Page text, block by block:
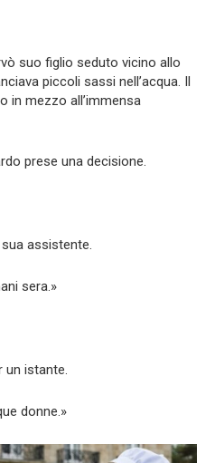
suo figlio seduto vicino allo
piccoli sassi nell’acqua. Il
in mezzo all’immensa
prese una decisione.
assistente.
sera.»
un istante.
donne.»